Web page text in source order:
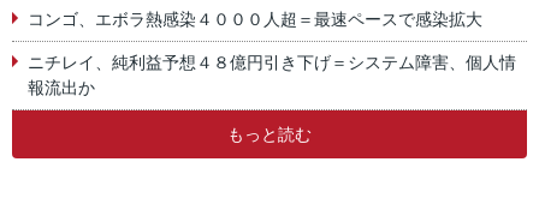
コンゴ、エボラ熱感染４０００人超＝最速ペースで感染拡大
ニチレイ、純利益予想４８億円引き下げ＝システム障害、個人情
報流出か
もっと読む